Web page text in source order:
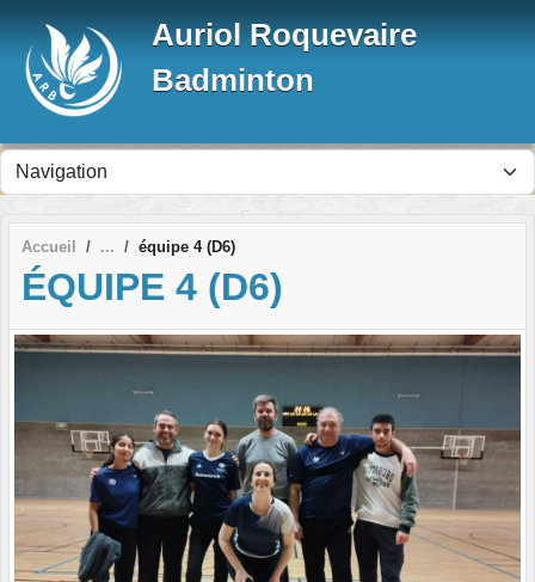
Auriol Roquevaire
Badminton
Accueil équipe 4 (D6)
ÉQUIPE 4 (D6)